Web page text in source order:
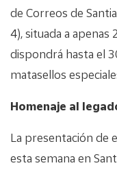
de Correos de
4), situada a apenas
dispondrá hasta el
matasellos
Homenaje al
La presentación de
esta semana en